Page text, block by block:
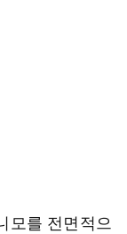
모를 전면적으